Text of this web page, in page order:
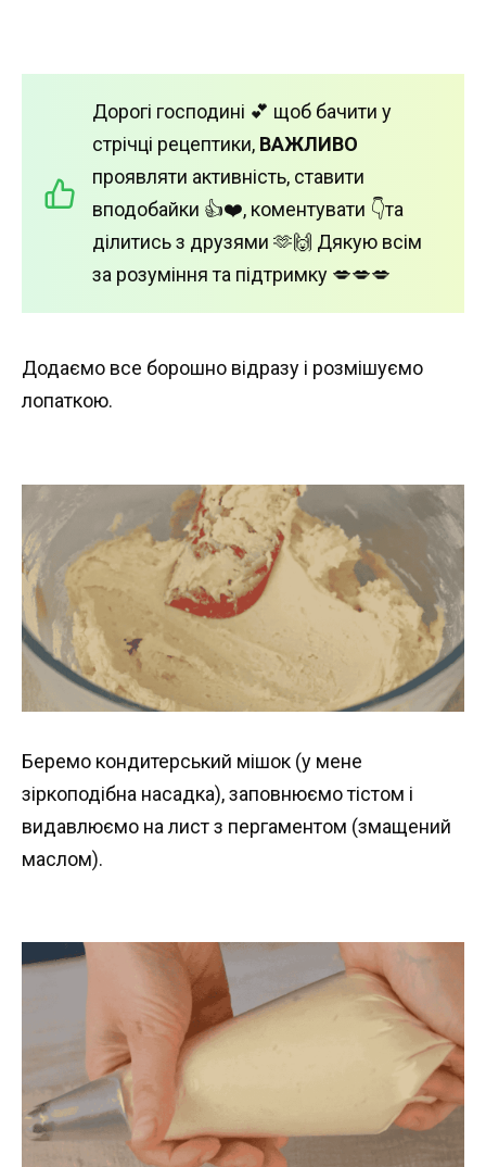
Дорогі господині 💕 щоб бачити у
стрічці рецептики, ВАЖЛИВО
проявляти активність, ставити
вподобайки 👍❤️, коментувати 👇та
ділитись з друзями 🫶🙌 Дякую всім
за розуміння та підтримку 💋💋💋
Додаємо все борошно відразу і розмішуємо
лопаткою.
Беремо кондитерський мішок (у мене
зіркоподібна насадка), заповнюємо тістом і
видавлюємо на лист з пергаментом (змащений
маслом).